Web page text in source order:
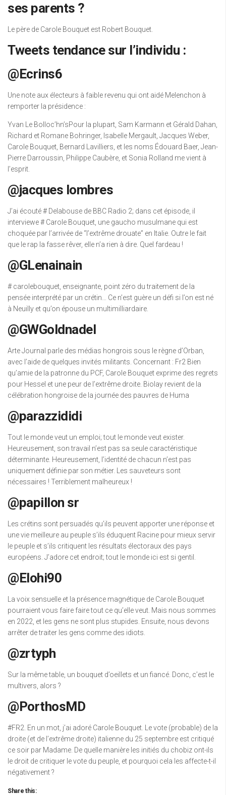
ses parents ?
Le père de Carole Bouquet est Robert Bouquet.
Tweets tendance sur l’individu :
@Ecrins6
Une note aux électeurs à faible revenu qui ont aidé Melenchon à
remporter la présidence :
Yvan Le Bolloc’hn’sPour la plupart, Sam Karmann et Gérald Dahan,
Richard et Romane Bohringer, Isabelle Mergault, Jacques Weber,
Carole Bouquet, Bernard Lavilliers, et les noms Édouard Baer, ​​Jean-
Pierre Darroussin, Philippe Caubère, et Sonia Rolland me vient à
l’esprit.
@jacques lombres
J’ai écouté # Delabouse de BBC Radio 2; dans cet épisode, il
interviewe # Carole Bouquet, une gaucho musulmane qui est
choquée par l’arrivée de “l’extrême drouate” en Italie. Outre le fait
que le rap la fasse rêver, elle n’a rien à dire. Quel fardeau !
@GLenainain
# carolebouquet, enseignante, point zéro du traitement de la
pensée interprété par un crétin… Ce n’est guère un défi si l’on est né
à Neuilly et qu’on épouse un multimilliardaire.
@GWGoldnadel
Arte Journal parle des médias hongrois sous le règne d’Orban,
avec l’aide de quelques invités militants. Concernant : Fr2 Bien
qu’amie de la patronne du PCF, Carole Bouquet exprime des regrets
pour Hessel et une peur de l’extrême droite. Biolay revient de la
célébration hongroise de la journée des pauvres de Huma
@parazzididi
Tout le monde veut un emploi; tout le monde veut exister.
Heureusement, son travail n’est pas sa seule caractéristique
déterminante. Heureusement, l’identité de chacun n’est pas
uniquement définie par son métier. Les sauveteurs sont
nécessaires ! Terriblement malheureux !
@papillon sr
Les crétins sont persuadés qu’ils peuvent apporter une réponse et
une vie meilleure au peuple s’ils éduquent Racine pour mieux servir
le peuple et s’ils critiquent les résultats électoraux des pays
européens. J’adore cet endroit; tout le monde ici est si gentil.
@Elohi90
La voix sensuelle et la présence magnétique de Carole Bouquet
pourraient vous faire faire tout ce qu’elle veut. Mais nous sommes
en 2022, et les gens ne sont plus stupides. Ensuite, nous devons
arrêter de traiter les gens comme des idiots.
@zrtyph
Sur la même table, un bouquet d’oeillets et un fiancé. Donc, c’est le
multivers, alors ?
@PorthosMD
#FR2. En un mot, j’ai adoré Carole Bouquet. Le vote (probable) de la
droite (et de l’extrême droite) italienne du 25 septembre est critiqué
ce soir par Madame. De quelle manière les initiés du chobiz ont-ils
le droit de critiquer le vote du peuple, et pourquoi cela les affecte-t-il
négativement ?
Share this: